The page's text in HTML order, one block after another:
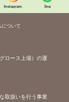
Instagram line
について
ロース上場）の運
取扱いを行う事業